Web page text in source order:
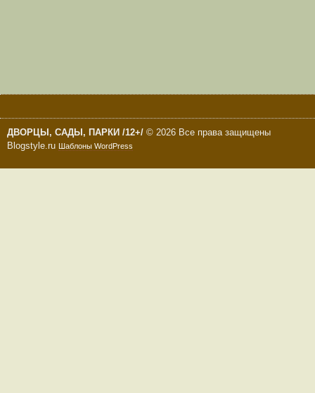
ДВОРЦЫ, САДЫ, ПАРКИ /12+/ © 2026 Все права защищены
Blogstyle.ru Шаблоны WordPress